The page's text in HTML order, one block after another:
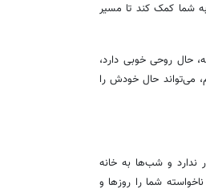
شما کمک کند تا مسیر
حال روحی خوبی دارد،
می‌تواند حال خودش را
ندارد و شب‌ها به خانه
شما را روزها و